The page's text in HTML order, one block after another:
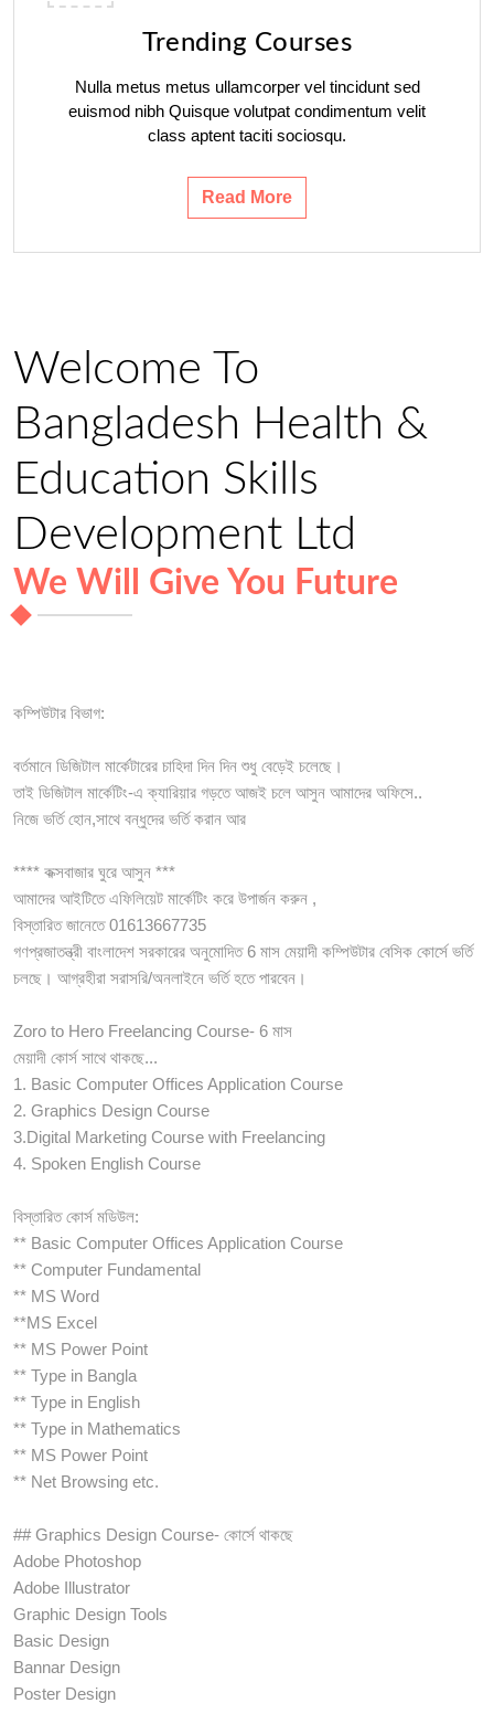
Trending Courses
Nulla metus metus ullamcorper vel tincidunt sed
euismod nibh Quisque volutpat condimentum velit
class aptent taciti sociosqu.
Read More
Welcome To
Bangladesh Health &
Education Skills
Development Ltd
We Will Give You Future
কম্পিউটার বিভাগ:
বর্তমানে ডিজিটাল মার্কেটারের চাহিদা দিন দিন শুধু বেড়েই চলেছে।
তাই ডিজিটাল মার্কেটিং-এ ক্যারিয়ার গড়তে আজই চলে আসুন আমাদের অফিসে..
নিজে ভর্তি হোন,সাথে বন্ধুদের ভর্তি করান আর
**** কক্সবাজার ঘুরে আসুন ***
আমাদের আইটিতে এফিলিয়েট মার্কেটিং করে উপার্জন করুন ,
বিস্তারিত জানেতে 01613667735
গণপ্রজাতন্ত্রী বাংলাদেশ সরকারের অনুমোদিত 6 মাস মেয়াদী কম্পিউটার বেসিক কোর্সে ভর্তি
চলছে। আগ্রহীরা সরাসরি/অনলাইনে ভর্তি হতে পারবেন।
Zoro to Hero Freelancing Course- 6 মাস
মেয়াদী কোর্স সাথে থাকছে...
1. Basic Computer Offices Application Course
2. Graphics Design Course
3.Digital Marketing Course with Freelancing
4. Spoken English Course
বিস্তারিত কোর্স মডিউল:
** Basic Computer Offices Application Course
** Computer Fundamental
** MS Word
**MS Excel
** MS Power Point
** Type in Bangla
** Type in English
** Type in Mathematics
** MS Power Point
** Net Browsing etc.
## Graphics Design Course- কোর্সে থাকছে
Adobe Photoshop
Adobe Illustrator
Graphic Design Tools
Basic Design
Bannar Design
Poster Design